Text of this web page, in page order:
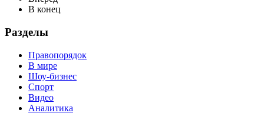
В конец
Разделы
Правопорядок
В мире
Шоу-бизнес
Спорт
Видео
Аналитика